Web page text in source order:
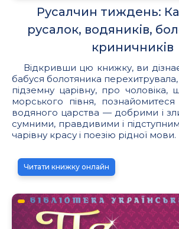
Русалчин тиждень:
русалок, водяників,
криничників
Відкривши цю книжку, ви
бабуся болотяника перехитрувала,
підземну царівну, про
морського півня,
водяного царства — добрими і
сумними, правдивими і
чарівну красу і поезію рідної мови.
Читати книжку онлайн